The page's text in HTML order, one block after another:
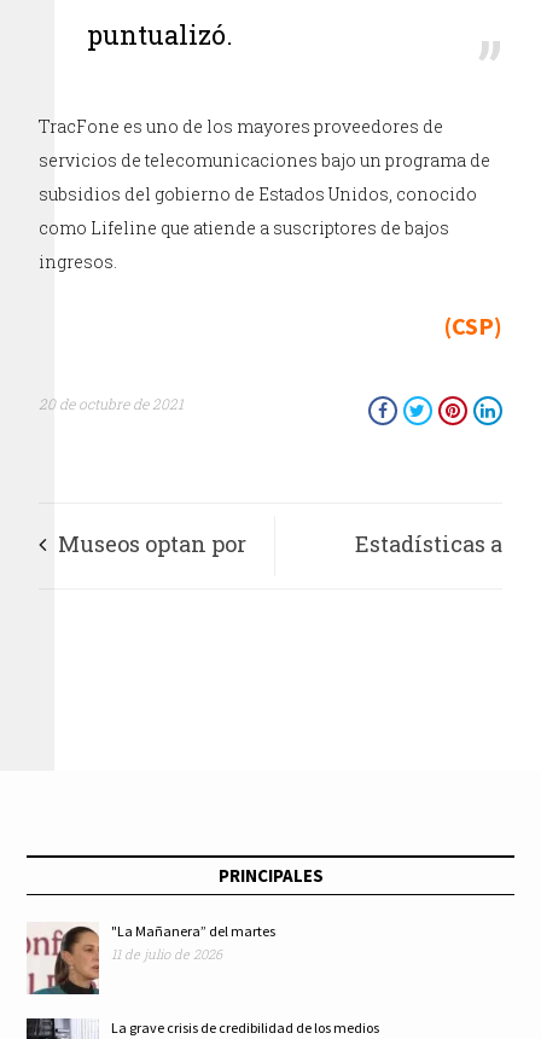
puntualizó.
TracFone es uno de los mayores proveedores de
servicios de telecomunicaciones bajo un programa de
subsidios del gobierno de Estados Unidos, conocido
como Lifeline que atiende a suscriptores de bajos
ingresos.
(CSP)
20 de octubre de 2021
Museos optan por Estadísticas a
PRINCIPALES
"La Mañanera” del martes
11 de julio de 2026
La grave crisis de credibilidad de los medios